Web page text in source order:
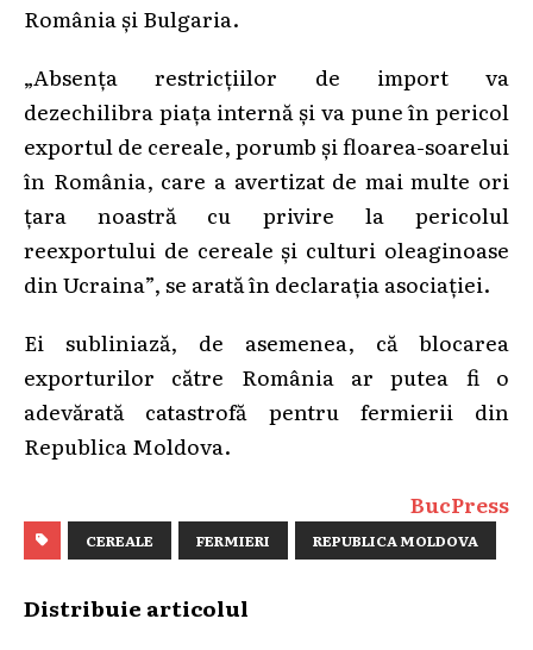
România și Bulgaria.
„Absența restricțiilor de import va
dezechilibra piața internă și va pune în pericol
exportul de cereale, porumb și floarea-soarelui
în România, care a avertizat de mai multe ori
țara noastră cu privire la pericolul
reexportului de cereale și culturi oleaginoase
din Ucraina”, se arată în declarația asociației.
Ei subliniază, de asemenea, că blocarea
exporturilor către România ar putea fi o
adevărată catastrofă pentru fermierii din
Republica Moldova.
BucPress
CEREALE FERMIERI REPUBLICA MOLDOVA
Distribuie articolul